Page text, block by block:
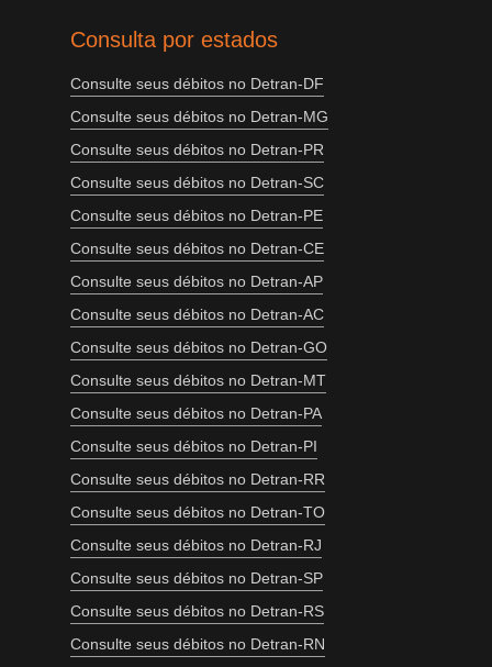
Consulta por estados
Consulte seus débitos no Detran-DF
Consulte seus débitos no Detran-MG
Consulte seus débitos no Detran-PR
Consulte seus débitos no Detran-SC
Consulte seus débitos no Detran-PE
Consulte seus débitos no Detran-CE
Consulte seus débitos no Detran-AP
Consulte seus débitos no Detran-AC
Consulte seus débitos no Detran-GO
Consulte seus débitos no Detran-MT
Consulte seus débitos no Detran-PA
Consulte seus débitos no Detran-PI
Consulte seus débitos no Detran-RR
Consulte seus débitos no Detran-TO
Consulte seus débitos no Detran-RJ
Consulte seus débitos no Detran-SP
Consulte seus débitos no Detran-RS
Consulte seus débitos no Detran-RN